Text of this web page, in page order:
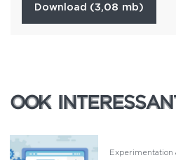
download (3,08 mb)
OOK
OOK
Experimentation